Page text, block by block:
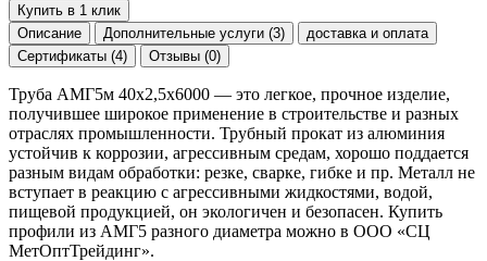
Купить в 1 клик
Описание
Дополнительные услуги (3)
доставка и оплата
Сертификаты (4)
Отзывы (0)
Труба АМГ5м 40х2,5х6000 — это легкое, прочное изделие,
получившее широкое применение в строительстве и разных
отраслях промышленности. Трубный прокат из алюминия
устойчив к коррозии, агрессивным средам, хорошо поддается
разным видам обработки: резке, сварке, гибке и пр. Металл не
вступает в реакцию с агрессивными жидкостями, водой,
пищевой продукцией, он экологичен и безопасен. Купить
профили из АМГ5 разного диаметра можно в ООО «СЦ
МетОптТрейдинг».